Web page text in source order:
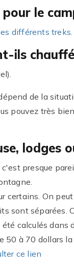
le
différents treks.
ils
de la
pouvez très
lodges
presque
certains. On
sont séparées.
calculés
50 à 70 dollars
ce lien